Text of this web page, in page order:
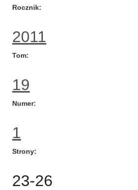
Rocznik
2011
Tom
19
Numer
1
Strony
23-26